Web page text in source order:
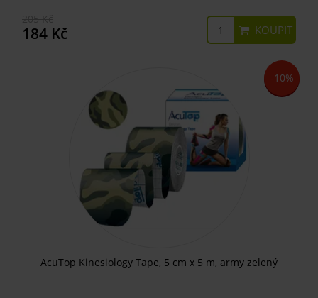
184 Kč KOUPIT
-10%
AcuTop Kinesiology Tape, 5 cm x 5 m, army zelený